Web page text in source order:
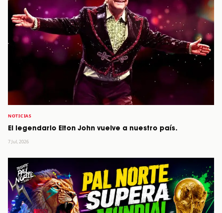
NOTICIAS
El legendario Elton John vuelve a nuestro país.
7 Jul, 2026